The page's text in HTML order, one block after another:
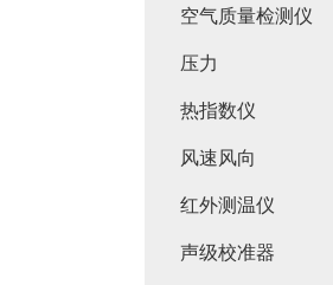
空气质量检测仪
压力
热指数仪
风速风向
红外测温仪
声级校准器